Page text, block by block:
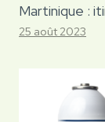
Martinique :
25 août 2023